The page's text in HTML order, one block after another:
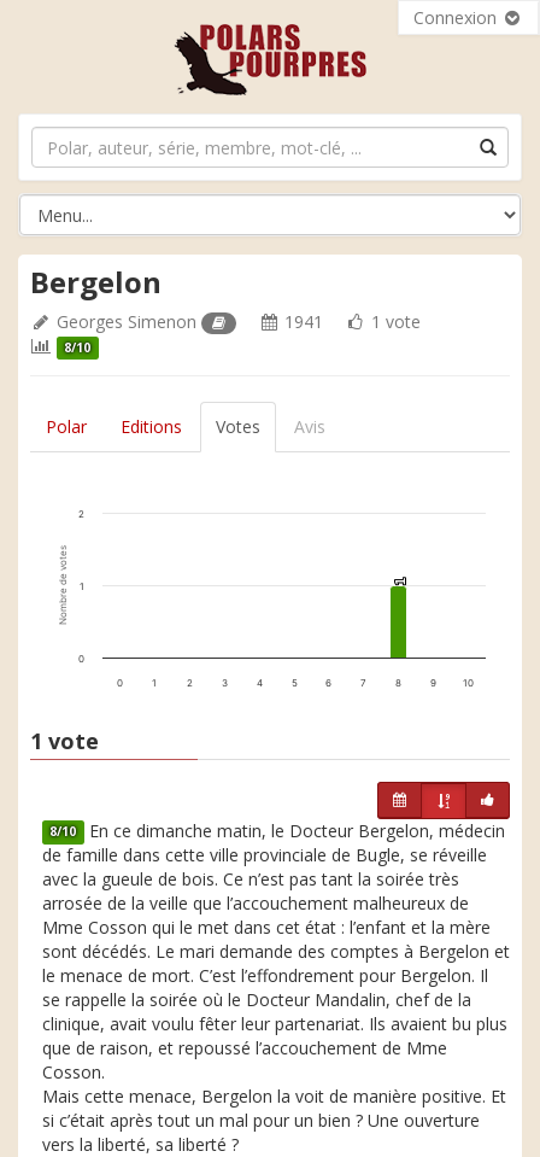
Connexion
Bergelon
Georges Simenon 1941 1 vote
8/10
Polar Editions Votes Avis
Nombre de votes 1
1
0 1 2 3 4 5 6 7 8 9 10
0
1
2
1 vote
8/10 En ce dimanche matin, le Docteur Bergelon, médecin
de famille dans cette ville provinciale de Bugle, se réveille
avec la gueule de bois. Ce n’est pas tant la soirée très
arrosée de la veille que l’accouchement malheureux de
Mme Cosson qui le met dans cet état : l’enfant et la mère
sont décédés. Le mari demande des comptes à Bergelon et
le menace de mort. C’est l’effondrement pour Bergelon. Il
se rappelle la soirée où le Docteur Mandalin, chef de la
clinique, avait voulu fêter leur partenariat. Ils avaient bu plus
que de raison, et repoussé l’accouchement de Mme
Cosson.
Mais cette menace, Bergelon la voit de manière positive. Et
si c’était après tout un mal pour un bien ? Une ouverture
vers la liberté, sa liberté ?